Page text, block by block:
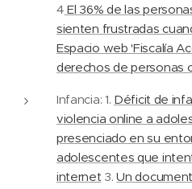
4 El 36% de las
sienten frustradas
Espacio web 'Fiscalía
derechos de personas
Infancia: 1. Déficit de
violencia online a
presenciado en su
adolescentes que
internet 3.Un